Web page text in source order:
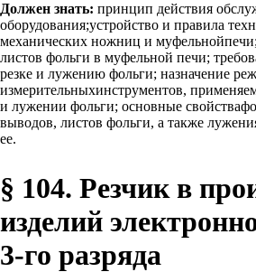
Должен знать: принцип действия
оборудования;устройство и правила
механических ножниц и
листов фольги в муфельной печи;
резке и лужению фольги; назначение
измерительныхинструментов,
и лужении фольги; основные
выводов, листов фольги, а также
ее.
§ 104. Резчик в
изделий
3-го разряда